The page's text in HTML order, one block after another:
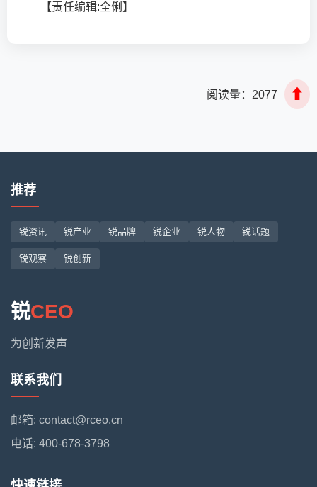
【责任编辑:全俐】
阅读量： 2077 ⬆
推荐
锐资讯 锐产业 锐品牌 锐企业 锐人物 锐话题
锐观察 锐创新
锐CEO
为创新发声
联系我们
邮箱: contact@rceo.cn
电话: 400-678-3798